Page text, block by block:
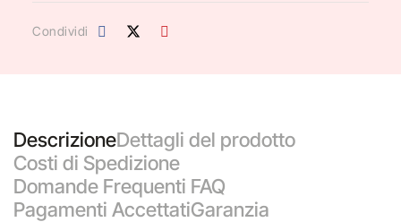
Condividi
DescrizioneDettagli del prodotto
Costi di Spedizione
Domande Frequenti FAQ
Pagamenti AccettatiGaranzia